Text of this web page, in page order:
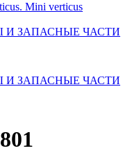
Mini verticus
И ЗАПАСНЫЕ ЧАСТИ
И ЗАПАСНЫЕ ЧАСТИ